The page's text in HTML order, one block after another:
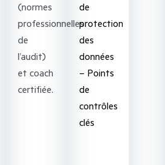
(normes
professionnelles
de
l’audit)
et coach
certifiée.
de
protection
des
données
– Points
de
contrôles
clés